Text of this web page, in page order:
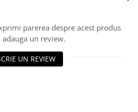
parerea despre acest produs
adauga un review.
UN REVIEW